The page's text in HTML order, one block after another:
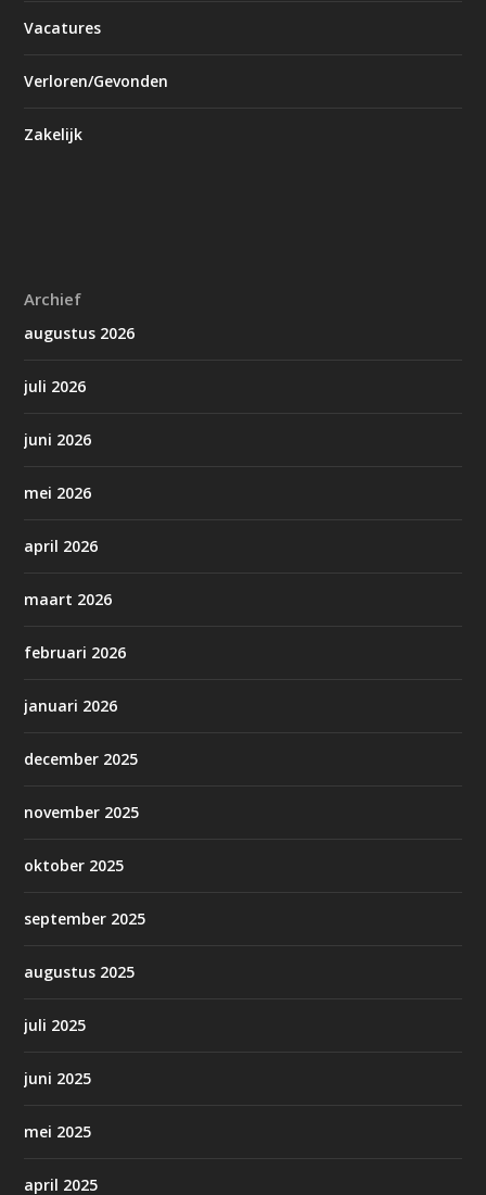
Vacatures
Verloren/Gevonden
Zakelijk
Archief
augustus 2026
juli 2026
juni 2026
mei 2026
april 2026
maart 2026
februari 2026
januari 2026
december 2025
november 2025
oktober 2025
september 2025
augustus 2025
juli 2025
juni 2025
mei 2025
april 2025